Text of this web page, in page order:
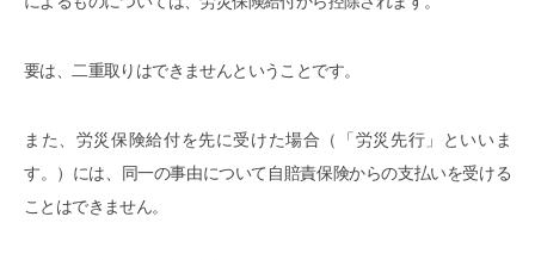
要は、二重取りはできませんということです。
また、労災保険給付を先に受けた場合（「労災先行」といいま
す。）には、同一の事由について自賠責保険からの支払いを受ける
ことはできません。